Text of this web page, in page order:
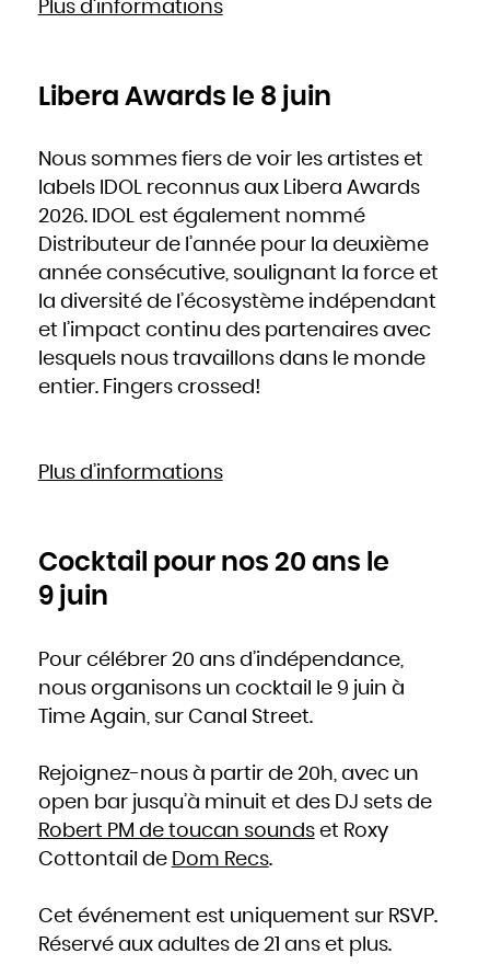
Plus d’informations
Libera Awards le 8 juin
Nous sommes fiers de voir les artistes et
labels IDOL reconnus aux Libera Awards
2026. IDOL est également nommé
Distributeur de l’année pour la deuxième
année consécutive, soulignant la force et
la diversité de l’écosystème indépendant
et l’impact continu des partenaires avec
lesquels nous travaillons dans le monde
entier. Fingers crossed!
Plus d’informations
Cocktail pour nos 20 ans le
9 juin
Pour célébrer 20 ans d’indépendance,
nous organisons un cocktail le 9 juin à
Time Again, sur Canal Street.
Rejoignez-nous à partir de 20h, avec un
open bar jusqu’à minuit et des DJ sets de
Robert PM de toucan soundset Roxy
Cottontail de Dom Recs.
Cet événement est uniquement sur RSVP.
Réservé aux adultes de 21 ans et plus.